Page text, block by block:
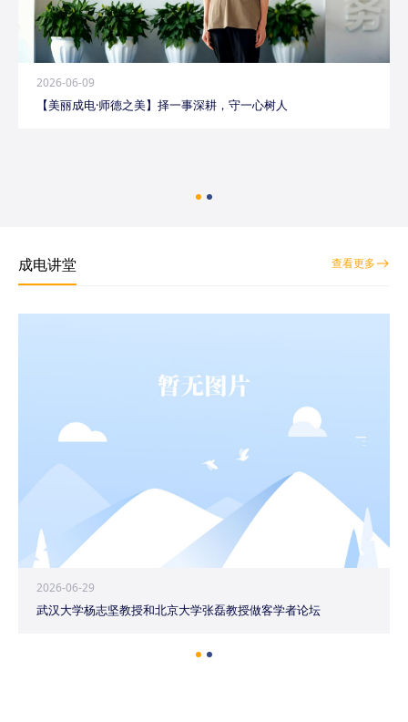
2026-06-09
【美丽成电·师德之美】择一事深耕，守一心树人
成电讲堂 查看更多
2026-06-29
武汉大学杨志坚教授和北京大学张磊教授做客学者论坛